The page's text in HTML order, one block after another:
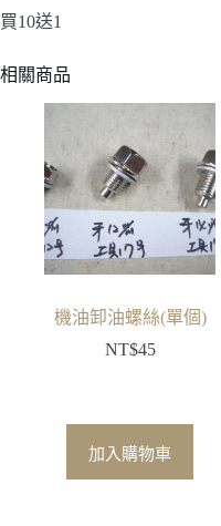
買10送1
相關商品
機油卸油螺絲(單個)
NT$45
加入購物車